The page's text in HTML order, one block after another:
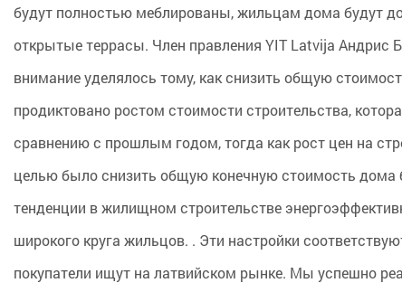
будут полностью меблированы, жильцам дома будут
открытые террасы. Член правления YIT Latvija Андрис
внимание уделялось тому, как снизить общую
продиктовано ростом стоимости строительства,
сравнению с прошлым годом, тогда как рост цен на
целью было снизить общую конечную стоимость дома
тенденции в жилищном строительстве
широкого круга жильцов. . Эти настройки
покупатели ищут на латвийском рынке. Мы успешно